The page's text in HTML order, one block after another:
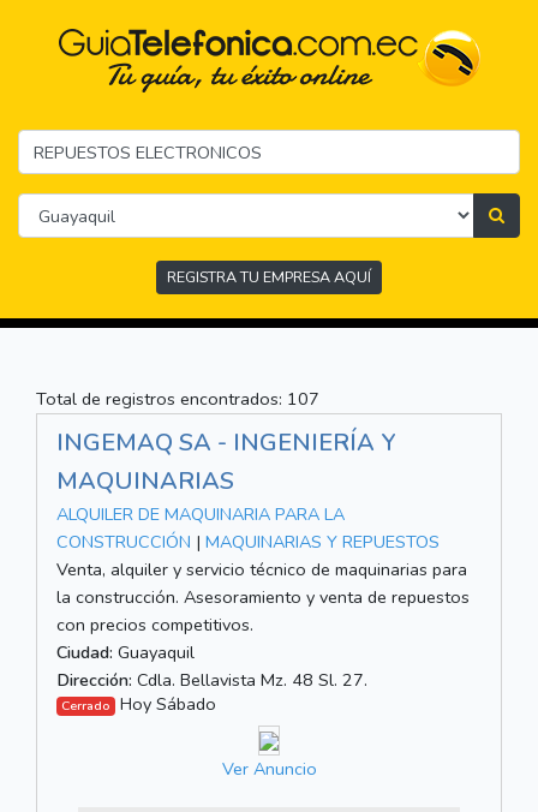
REGISTRA TU EMPRESA AQUÍ
Total de registros encontrados: 107
INGEMAQ SA - INGENIERÍA Y
MAQUINARIAS
ALQUILER DE MAQUINARIA PARA LA
CONSTRUCCIÓN | MAQUINARIAS Y REPUESTOS
Venta, alquiler y servicio técnico de maquinarias para
la construcción. Asesoramiento y venta de repuestos
con precios competitivos.
Ciudad: Guayaquil
Dirección: Cdla. Bellavista Mz. 48 Sl. 27.
Cerrado Hoy Sábado
Ver Anuncio